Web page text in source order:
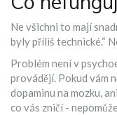
Ne všichni to mají
byly příliš technické.“
Problém není v
provádějí. Pokud vám
dopaminu na mozku,
co vás zničí -